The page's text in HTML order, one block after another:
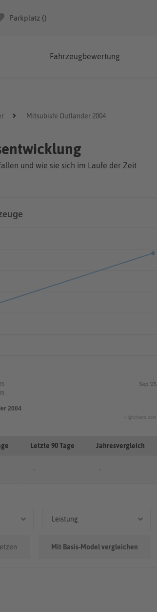
Parkplatz ()
Fahrzeugbewertung
Mitsubishi Outlander 2004
und wie sie sich im Laufe der Zeit
2004
Sep '25
Highcharts.com
Letzte 90 Tage Jahresvergleich
- -
Leistung
Mit Basis-Model vergleichen